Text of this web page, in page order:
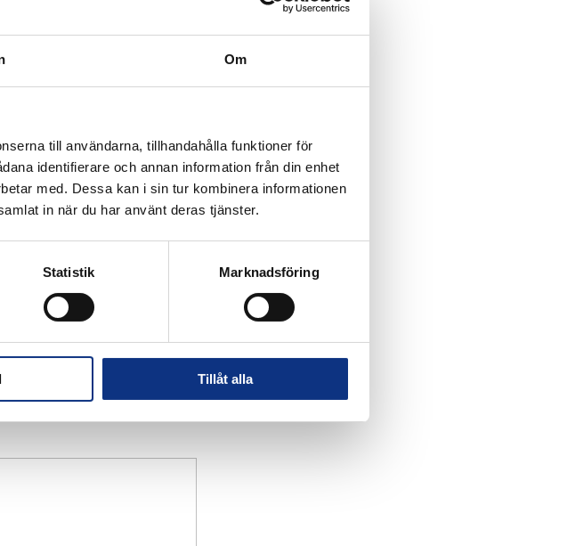
Om
till användarna, tillhandahålla funktioner för
identifierare och annan information från din enhet
med. Dessa kan i sin tur kombinera informationen
in när du har använt deras tjänster.
Statistik Marknadsföring
Tillåt alla